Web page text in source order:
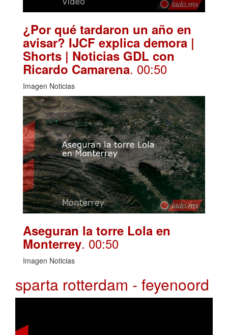
¿Por qué tardaron un año en
avisar? IJCF explica demora |
Shorts | Noticias GDL con
Ricardo Camarena. 00:50
Imagen Noticias
Aseguran la torre Lola en
Monterrey. 00:50
Imagen Noticias
sparta rotterdam - feyenoord